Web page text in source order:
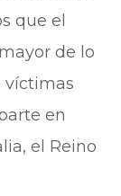
que el
de lo
víctimas
en
el Reino